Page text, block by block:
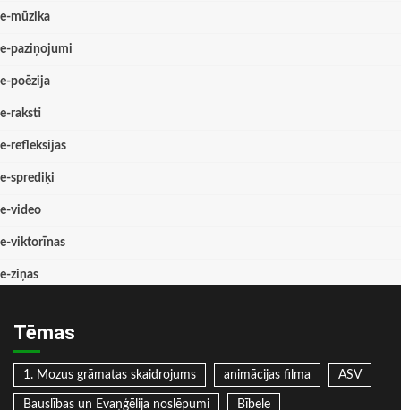
e-mūzika
e-paziņojumi
e-poēzija
e-raksti
e-refleksijas
e-sprediķi
e-video
e-viktorīnas
e-ziņas
Tēmas
1. Mozus grāmatas skaidrojums animācijas filma ASV
Bauslības un Evaņģēlija noslēpumi Bībele